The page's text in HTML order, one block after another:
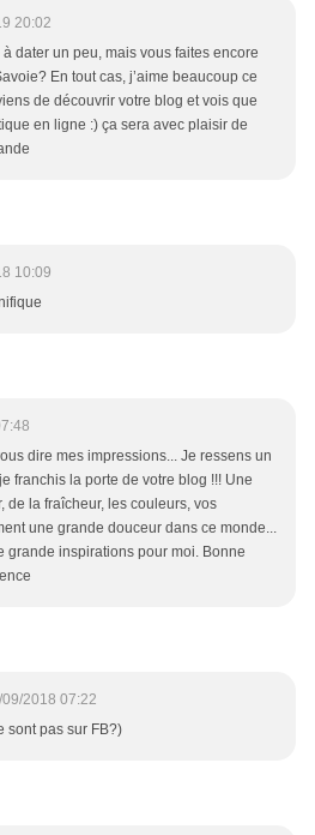
20:02
à dater un peu, mais vous faites encore
En tout cas, j’aime beaucoup ce
de découvrir votre blog et vois que
en ligne :) ça sera avec plaisir de
10:09
dire mes impressions... Je ressens un
franchis la porte de votre blog !!! Une
de la fraîcheur, les couleurs, vos
une grande douceur dans ce monde...
grande inspirations pour moi. Bonne
2018 07:22
sont pas sur FB?)